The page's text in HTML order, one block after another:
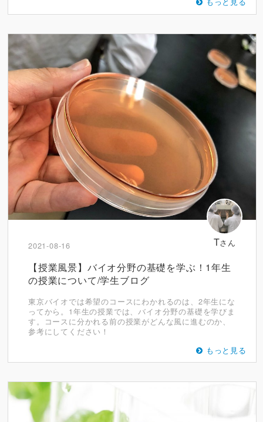
Tさん
2021-08-16
【授業風景】バイオ分野の基礎を学ぶ！1年生
の授業について/学生ブログ
東京バイオでは希望のコースにわかれるのは、2年生にな
ってから。1年生の授業では、バイオ分野の基礎を学びま
す。コースに分かれる前の授業がどんな風に進むのか、
参考にしてください！
もっと見る